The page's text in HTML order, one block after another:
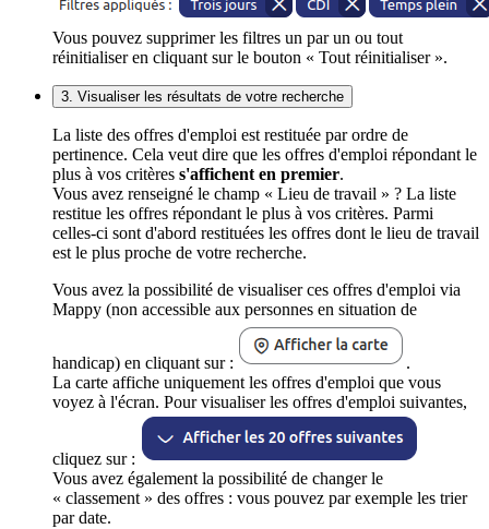
Vous pouvez supprimer les filtres un par un ou tout
réinitialiser en cliquant sur le bouton « Tout réinitialiser ».
3. Visualiser les résultats de votre recherche
La liste des offres d'emploi est restituée par ordre de
pertinence. Cela veut dire que les offres d'emploi répondant le
plus à vos critères s'affichent en premier.
Vous avez renseigné le champ « Lieu de travail » ? La liste
restitue les offres répondant le plus à vos critères. Parmi
celles-ci sont d'abord restituées les offres dont le lieu de travail
est le plus proche de votre recherche.
Vous avez la possibilité de visualiser ces offres d'emploi via
Mappy (non accessible aux personnes en situation de
handicap) en cliquant sur :
.
La carte affiche uniquement les offres d'emploi que vous
voyez à l'écran. Pour visualiser les offres d'emploi suivantes,
cliquez sur :
Vous avez également la possibilité de changer le
« classement » des offres : vous pouvez par exemple les trier
par date.